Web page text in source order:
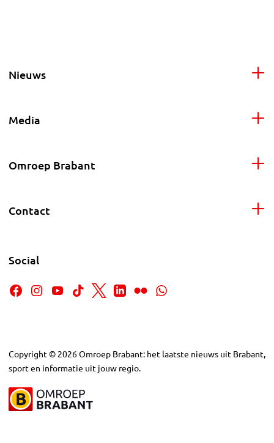
Nieuws
Media
Omroep Brabant
Contact
Social
Copyright © 2026Omroep Brabant: het laatste nieuws uit Brabant,
sport en informatie uit jouw regio.